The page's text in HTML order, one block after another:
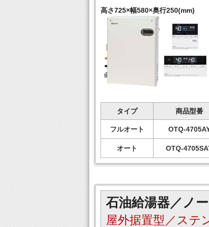
高さ725×幅580×奥行250(mm)
タイプ 商品型番
フルオート OTQ-
オート OTQ-
石油給湯器／ノ
屋外据置型／ステ